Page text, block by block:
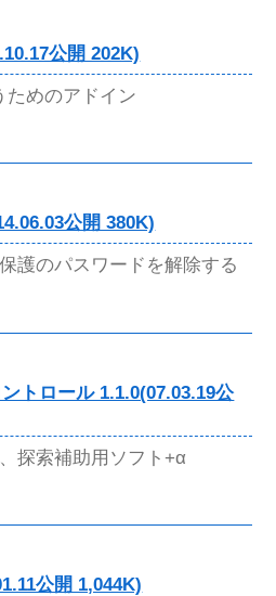
公開 202K)
ためのアドイン
公開 380K)
護のパスワードを解除する
トロール 1.1.0(07.03.19公
探索補助用ソフト+α
公開 1,044K)